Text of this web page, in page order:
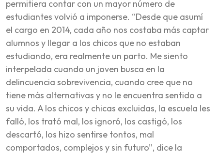
permitiera contar con un mayor número de
estudiantes volvió a imponerse. “Desde que asumí
el cargo en 2014, cada año nos costaba más captar
alumnos y llegar a los chicos que no estaban
estudiando, era realmente un parto. Me siento
interpelada cuando un joven busca en la
delincuencia sobrevivencia, cuando cree que no
tiene más alternativas y no le encuentra sentido a
su vida. A los chicos y chicas excluidas, la escuela les
falló, los trató mal, los ignoró, los castigó, los
descartó, los hizo sentirse tontos, mal
comportados, complejos y sin futuro”, dice la